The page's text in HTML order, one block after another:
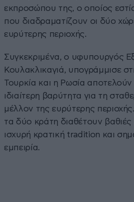
εκπροσώπου της, ο οποίος
που διαδραματίζουν οι δύο
ευρύτερης περιοχής.
Συγκεκριμένα, ο υφυπουργός
Κουλακλικαγιά, υπογράμμισε
Τουρκία και η Ρωσία
ιδιαίτερη βαρύτητα για τη
μέλλον της ευρύτερης
τα δύο κράτη διαθέτουν βαθιές
ισχυρή κρατική tradition και
εμπειρία.